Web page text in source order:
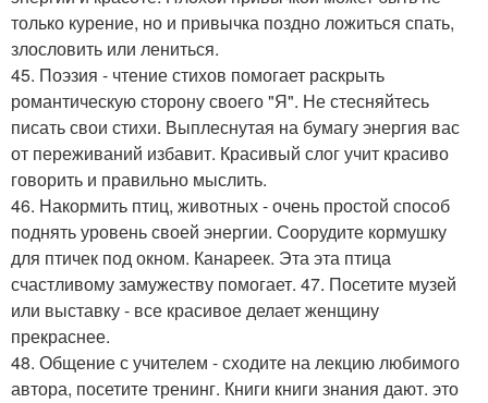
только курение, но и привычка поздно ложиться спать,
злословить или лениться.
45. Поэзия - чтение стихов помогает раскрыть
романтическую сторону своего "Я". Не стесняйтесь
писать свои стихи. Выплеснутая на бумагу энергия вас
от переживаний избавит. Красивый слог учит красиво
говорить и правильно мыслить.
46. Накормить птиц, животных - очень простой способ
поднять уровень своей энергии. Соорудите кормушку
для птичек под окном. Канареек. Эта эта птица
счастливому замужеству помогает. 47. Посетите музей
или выставку - все красивое делает женщину
прекраснее.
48. Общение с учителем - сходите на лекцию любимого
автора, посетите тренинг. Книги книги знания дают. это